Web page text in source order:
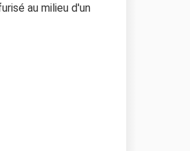
au milieu d'un